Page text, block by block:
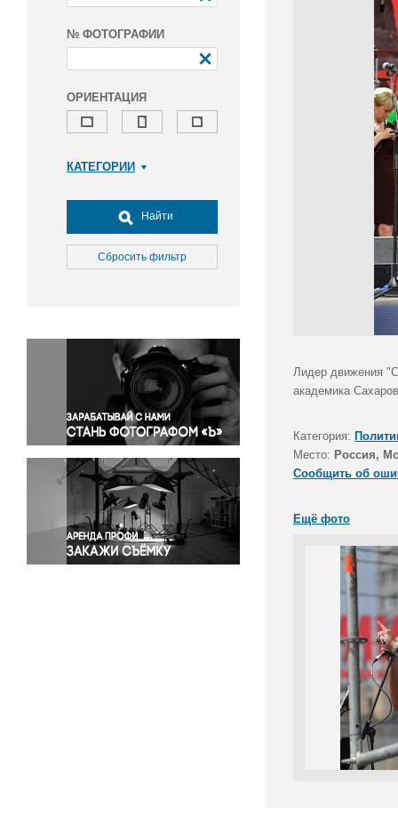
№ ФОТОГРАФИИ
ОРИЕНТАЦИЯ
КАТЕГОРИИ
Досуг, туризм и отдых
Культура
Медицина
Окружающая среда
Политика
Правосудие
Происшествия и конфликты
Религия
Светская жизнь
Спорт
Экология
Экономика и бизнес
Найти
Сбросить фильтр
Лидер движения
академика
Категория:
Место: Россия,
Сообщить об
Ещё фото